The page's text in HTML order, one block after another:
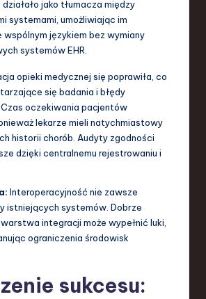
jako tłumacza między
systemami, umożliwiając im
wspólnym językiem bez wymiany
systemów EHR.
opieki medycznej się poprawiła, co
się badania i błędy
oczekiwania pacjentów
lekarze mieli natychmiastowy
historii chorób. Audyty zgodności
dzięki centralnemu rejestrowaniu i
Interoperacyjność nie zawsze
istniejących systemów. Dobrze
integracji może wypełnić luki,
ograniczenia środowisk
sukcesu: